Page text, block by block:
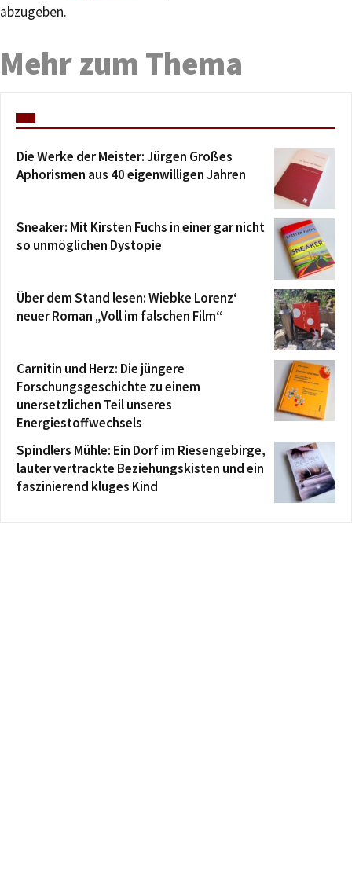
abzugeben.
Mehr zum Thema
Die Werke der Meister: Jürgen Großes
Aphorismen aus 40 eigenwilligen Jahren
Sneaker: Mit Kirsten Fuchs in einer gar nicht
so unmöglichen Dystopie
Über dem Stand lesen: Wiebke Lorenz‘
neuer Roman „Voll im falschen Film“
Carnitin und Herz: Die jüngere
Forschungsgeschichte zu einem
unersetzlichen Teil unseres
Energiestoffwechsels
Spindlers Mühle: Ein Dorf im Riesengebirge,
lauter vertrackte Beziehungskisten und ein
faszinierend kluges Kind